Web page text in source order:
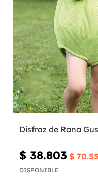
Disfraz de Rana
$ 38.803 $
DISPONIBLE